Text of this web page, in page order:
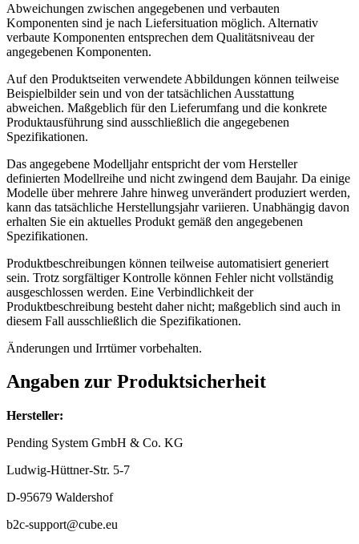
Abweichungen zwischen angegebenen und verbauten
Komponenten sind je nach Liefersituation möglich. Alternativ
verbaute Komponenten entsprechen dem Qualitätsniveau der
angegebenen Komponenten.
Auf den Produktseiten verwendete Abbildungen können teilweise
Beispielbilder sein und von der tatsächlichen Ausstattung
abweichen. Maßgeblich für den Lieferumfang und die konkrete
Produktausführung sind ausschließlich die angegebenen
Spezifikationen.
Das angegebene Modelljahr entspricht der vom Hersteller
definierten Modellreihe und nicht zwingend dem Baujahr. Da einige
Modelle über mehrere Jahre hinweg unverändert produziert werden,
kann das tatsächliche Herstellungsjahr variieren. Unabhängig davon
erhalten Sie ein aktuelles Produkt gemäß den angegebenen
Spezifikationen.
Produktbeschreibungen können teilweise automatisiert generiert
sein. Trotz sorgfältiger Kontrolle können Fehler nicht vollständig
ausgeschlossen werden. Eine Verbindlichkeit der
Produktbeschreibung besteht daher nicht; maßgeblich sind auch in
diesem Fall ausschließlich die Spezifikationen.
Änderungen und Irrtümer vorbehalten.
Angaben zur Produktsicherheit
Hersteller:
Pending System GmbH & Co. KG
Ludwig-Hüttner-Str. 5-7
D-95679 Waldershof
b2c-support@cube.eu